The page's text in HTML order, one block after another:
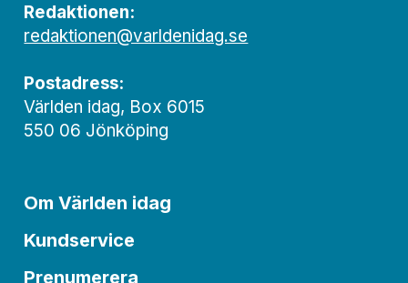
Redaktionen:
redaktionen@varldenidag.se
Postadress:
Världen idag, Box 6015
550 06 Jönköping
Om Världen idag
Kundservice
Prenumerera